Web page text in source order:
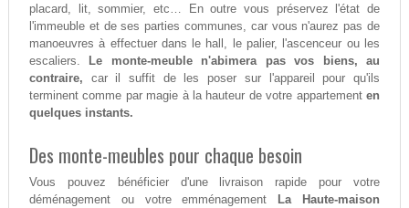
placard, lit, sommier, etc… En outre vous préservez l'état de
l'immeuble et de ses parties communes, car vous n'aurez pas de
manoeuvres à effectuer dans le hall, le palier, l'ascenceur ou les
escaliers.
Le monte-meuble n'abimera pas vos biens, au
contraire, car il suffit de les poser sur l'appareil pour qu'ils
terminent comme par magie à la hauteur de votre appartementen
quelques instants.
Des monte-meubles pour chaque besoin
Vous pouvez bénéficier d'une livraison rapide pour votre
déménagement ou votre emménagement
La Haute-maison